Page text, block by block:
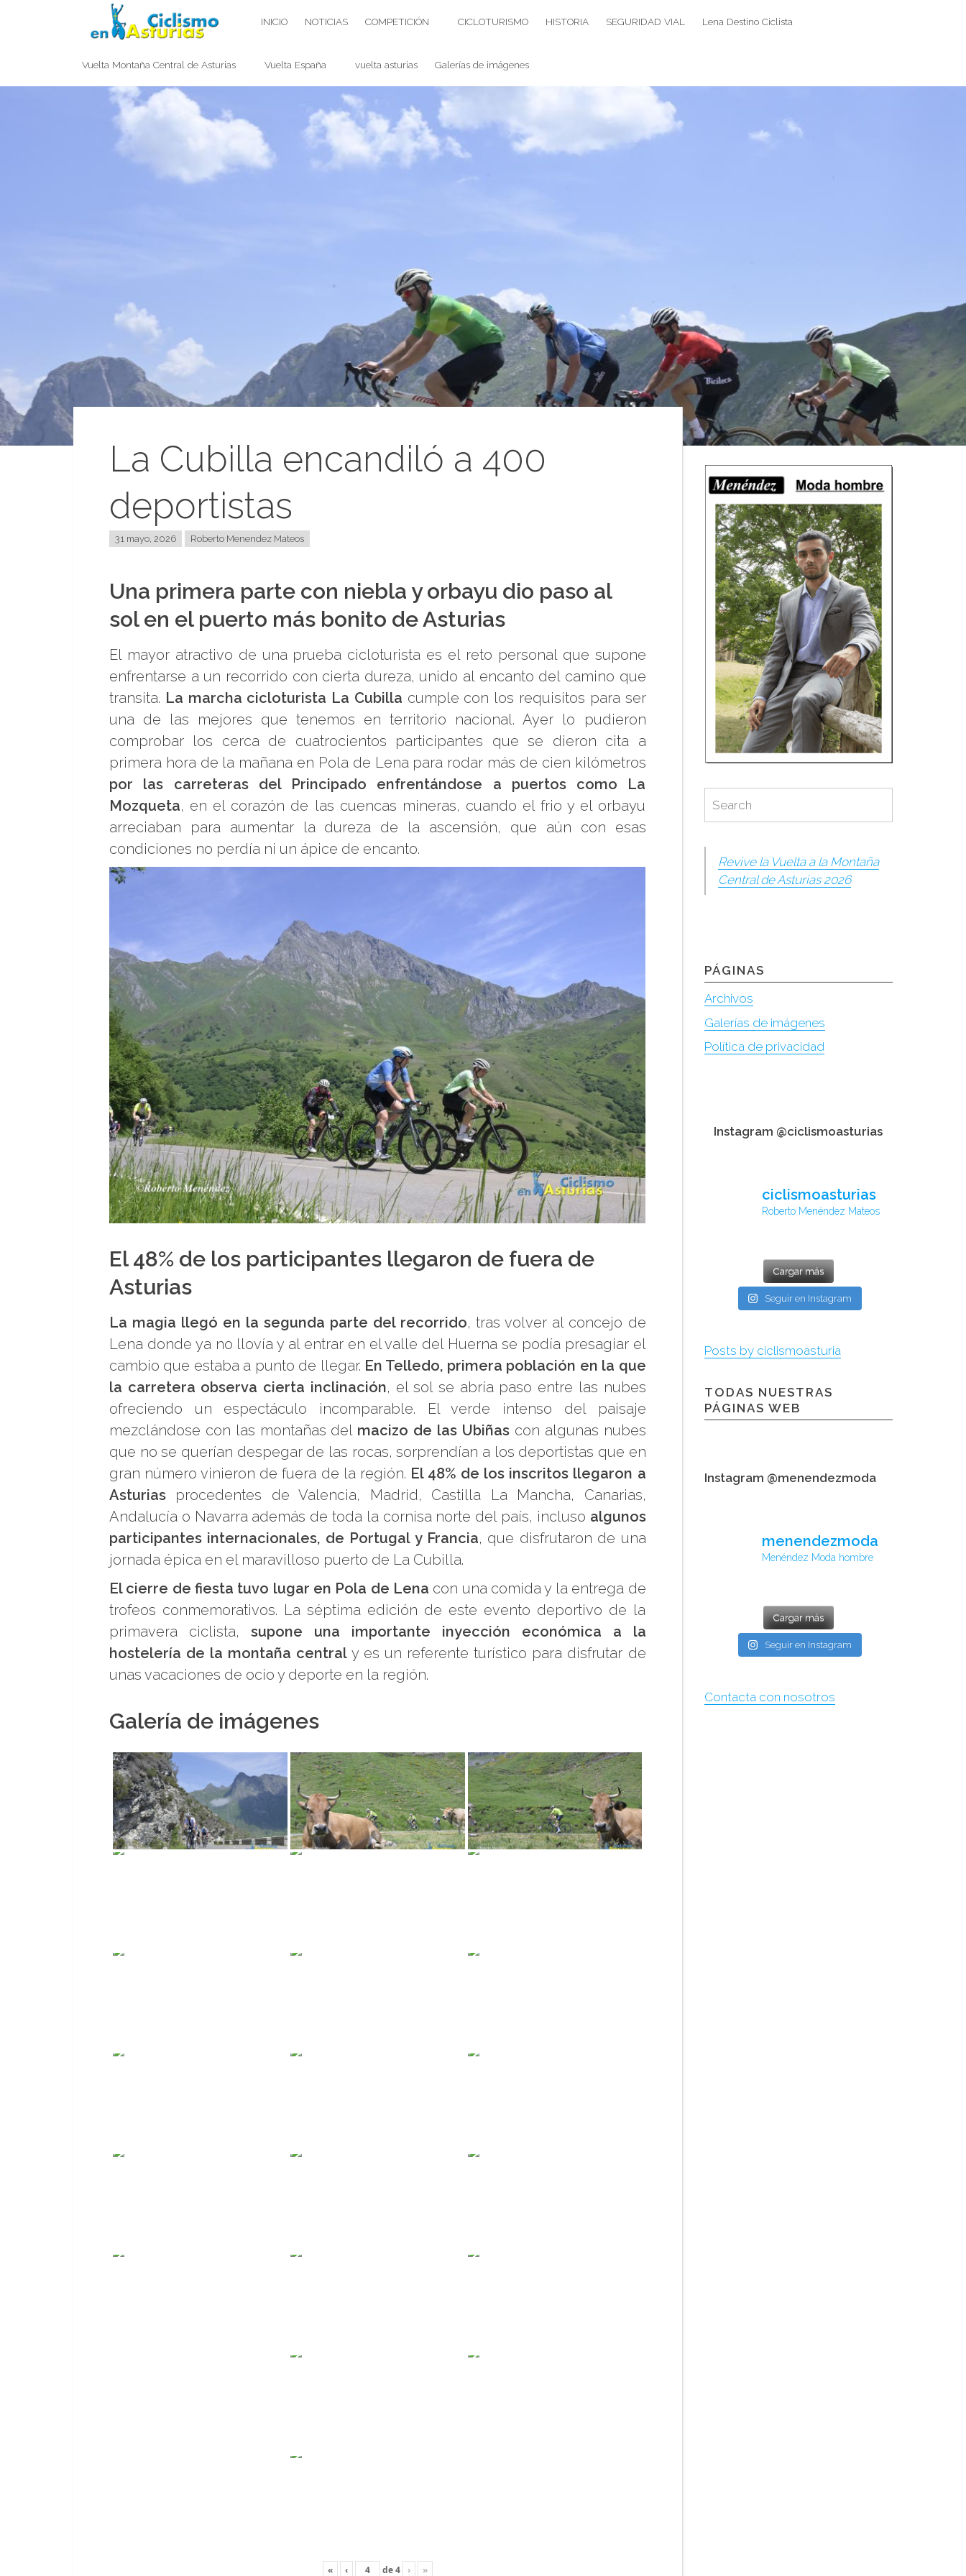
CICLISMO EN ASTURIAS INICIO NOTICIAS COMPETICIÓN CICLOTURISMO HISTORIA SEGURIDAD VIAL Lena Destino Ciclista
Vuelta Montaña Central de Asturias Vuelta España vuelta asturias Galerías de imágenes
La Cubilla encandiló a 400
deportistas
31 mayo, 2026 Roberto Menendez Mateos
Una primera parte con niebla y orbayu dio paso al
sol en el puerto más bonito de Asturias
El mayor atractivo de una prueba cicloturista es el reto personal que supone
enfrentarse a un recorrido con cierta dureza, unido al encanto del camino que
transita. La marcha cicloturista La Cubilla cumple con los requisitos para ser
una de las mejores que tenemos en territorio nacional. Ayer lo pudieron
comprobar los cerca de cuatrocientos participantes que se dieron cita a
primera hora de la mañana en Pola de Lena para rodar más de cien kilómetros
por las carreteras del Principado enfrentándose a puertos como La
Mozqueta, en el corazón de las cuencas mineras, cuando el frio y el orbayu
arreciaban para aumentar la dureza de la ascensión, que aún con esas
condiciones no perdía ni un ápice de encanto.
El 48% de los participantes llegaron de fuera de
Asturias
La magia llegó en la segunda parte del recorrido, tras volver al concejo de
Lena donde ya no llovía y al entrar en el valle del Huerna se podía presagiar el
cambio que estaba a punto de llegar. En Telledo, primera población en la que
la carretera observa cierta inclinación, el sol se abría paso entre las nubes
ofreciendo un espectáculo incomparable. El verde intenso del paisaje
mezclándose con las montañas del macizo de las Ubiñascon algunas nubes
que no se querían despegar de las rocas, sorprendían a los deportistas que en
gran número vinieron de fuera de la región. El 48% de los inscritos llegaron a
Asturias procedentes de Valencia, Madrid, Castilla La Mancha, Canarias,
Andalucía o Navarra además de toda la cornisa norte del país, incluso algunos
participantes internacionales, de Portugal y Francia, que disfrutaron de una
jornada épica en el maravilloso puerto de La Cubilla.
El cierre de fiesta tuvo lugar en Pola de Lena con una comida y la entrega de
trofeos conmemorativos. La séptima edición de este evento deportivo de la
primavera ciclista, supone una importante inyección económica a la
hostelería de la montaña central y es un referente turístico para disfrutar de
unas vacaciones de ocio y deporte en la región.
Galería de imágenes
« ‹ de4 › »
for:
Search
Revive la Vuelta a la Montaña
Central de Asturias 2026
PÁGINAS
Archivos
Galerías de imágenes
Política de privacidad
Instagram @ciclismoasturias
ciclismoasturias
Roberto Menéndez Mateos
Cargar más
Seguir en Instagram
Posts by ciclismoasturia
TODAS NUESTRAS
PÁGINAS WEB
Instagram @menendezmoda
menendezmoda
Menéndez Moda hombre
Cargar más
Seguir en Instagram
Contacta con nosotros